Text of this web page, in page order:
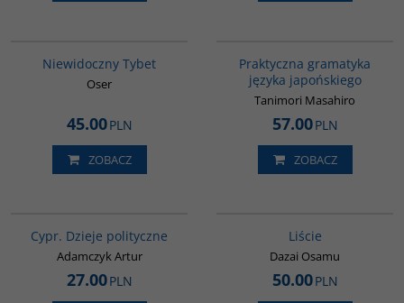
Niewidoczny Tybet
Oser
45.00PLN
ZOBACZ
Praktyczna gramatyka
języka japońskiego
Tanimori Masahiro
57.00PLN
ZOBACZ
Cypr. Dzieje polityczne
Adamczyk Artur
27.00PLN
Liście
Dazai Osamu
50.00PLN